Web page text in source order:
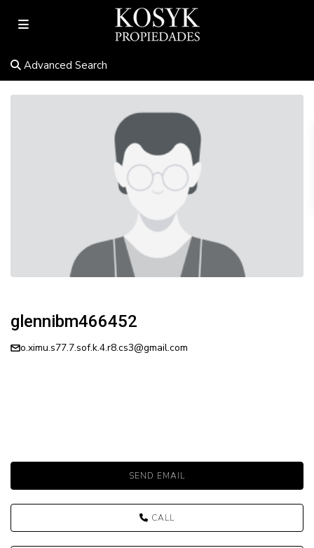
Advanced Search
glennibm466452
o.ximu.s77.7.sof.k.4.r8.cs3@gmail.com
SEND EMAIL
CALL